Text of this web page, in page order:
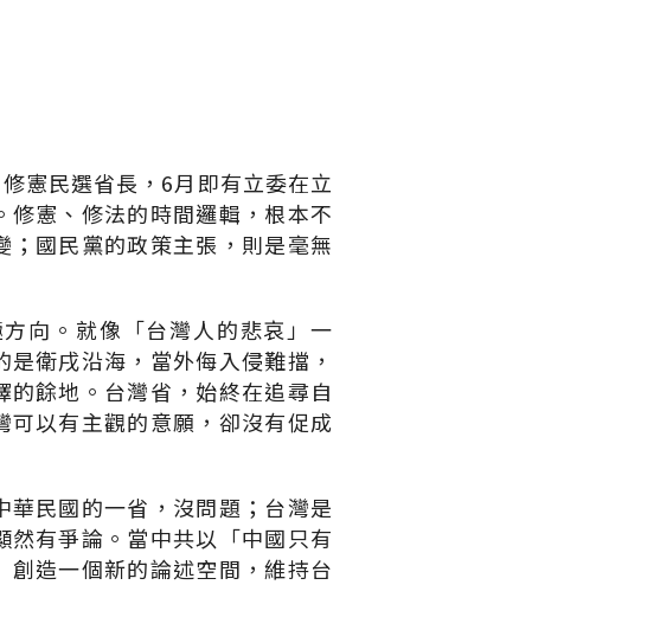
憲民選省長，6月即有立委在立
憲、修法的時間邏輯，根本不
國民黨的政策主張，則是毫無
向。就像「台灣人的悲哀」一
衛戌沿海，當外侮入侵難擋，
餘地。台灣省，始終在追尋自
以有主觀的意願，卻沒有促成
民國的一省，沒問題；台灣是
有爭論。當中共以「中國只有
造一個新的論述空間，維持台